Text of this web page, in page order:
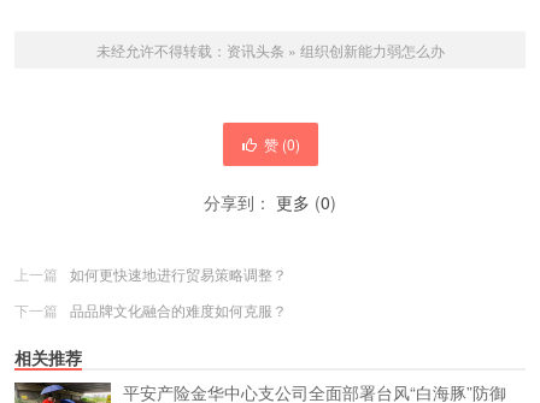
未经允许不得转载： 资讯头条 » 组织创新能力弱怎么办
赞 (0)
分享到： 更多 (0)
上一篇
如何更快速地进行贸易策略调整？
下一篇
品品牌文化融合的难度如何克服？
相关推荐
平安产险金华中心支公司全面部署台风“白海豚”防御